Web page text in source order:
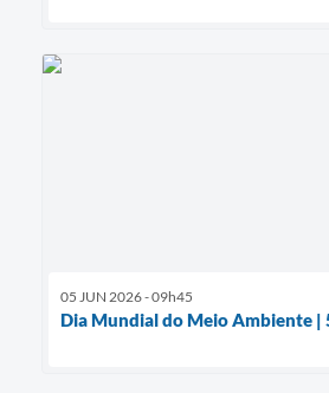
05 JUN 2026 - 09h45
Dia Mundial do Meio Ambiente |